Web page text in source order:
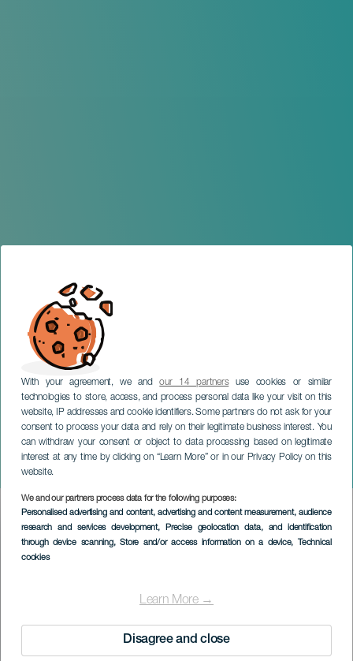
With your agreement, we andour 14 partnersuse cookies or similar
technologies to store, access, and process personal data like your visit on this
website, IP addresses and cookie identifiers. Some partners do not ask for your
consent to process your data and rely on their legitimate business interest. You
can withdraw your consent or object to data processing based on legitimate
interest at any time by clicking on “Learn More” or in our Privacy Policy on this
website.
We and our partners process data for the following purposes:
Personalised advertising and content, advertising and content measurement, audience
research and services development, Precise geolocation data, and identification
through device scanning, Store and/or access information on a device, Technical
cookies
Learn More →
Disagree and close
Brittisk soul
GRAN CANARIA
Imagen
Listado